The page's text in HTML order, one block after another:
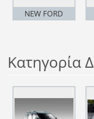
NEW FORD
Κατηγορία Δ